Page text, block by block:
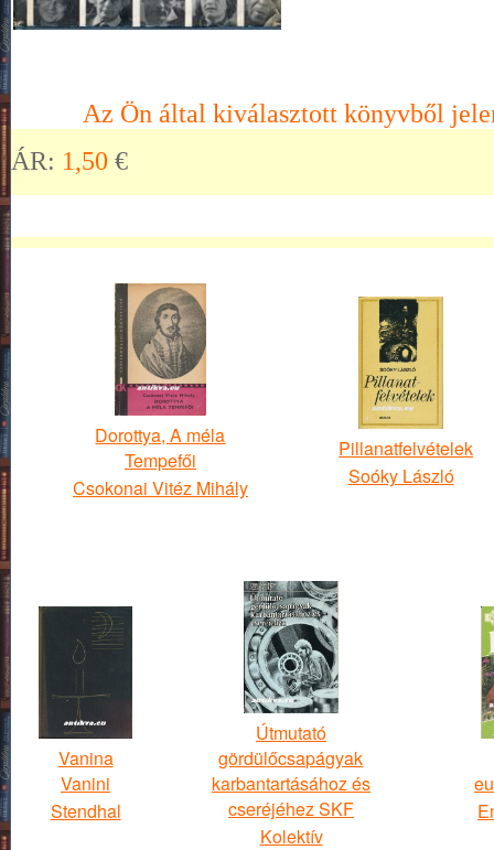
Az Ön által kiválasztott könyvből
ÁR: 1,50 €
Dorottya, A méla
Tempefői
Csokonai Vitéz Mihály
Pillanatfelvételek
Soóky László
Vanina
Vanini
Stendhal
Útmutató
gördülőcsapágyak
karbantartásához és
cseréjéhez SKF
Kolektív